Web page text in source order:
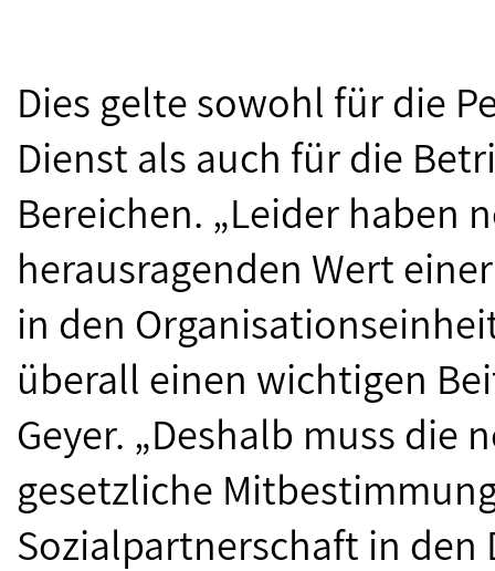
Dies gelte sowohl für die
Dienst als auch für die
Bereichen. „Leider haben
herausragenden Wert
in den
überall einen wichtigen
Geyer. „Deshalb muss die
gesetzliche
Sozialpartnerschaft in